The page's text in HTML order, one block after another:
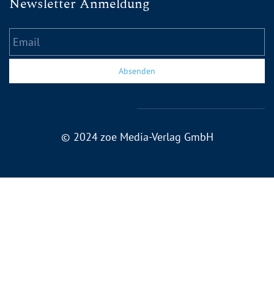
Absenden
© 2024 zoe Media-Verlag GmbH